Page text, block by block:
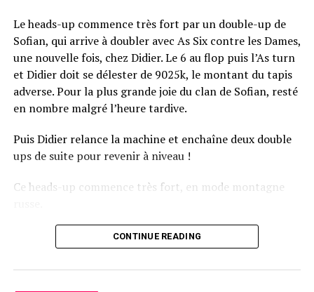
Le heads-up commence très fort par un double-up de
Sofian, qui arrive à doubler avec As Six contre les Dames,
une nouvelle fois, chez Didier. Le 6 au flop puis l’As turn
et Didier doit se délester de 9025k, le montant du tapis
adverse. Pour la plus grande joie du clan de Sofian, resté
en nombre malgré l’heure tardive.
Puis Didier relance la machine et enchaîne deux double
ups de suite pour revenir à niveau !
Ce heads-up commence très fort, en mode montagne
Le champagne va réchauffer si les deux finalistes ne se décident pas !
CONTINUE READING